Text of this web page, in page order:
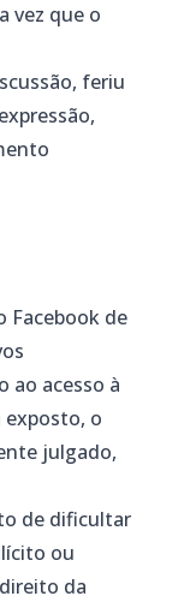
vez que o
feriu
Facebook de
ao acesso à
o
julgado,
de dificultar
ou
da